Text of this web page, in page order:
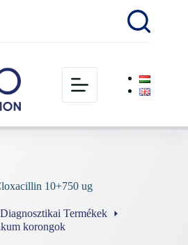
10+750 ug
Termékek
korongok